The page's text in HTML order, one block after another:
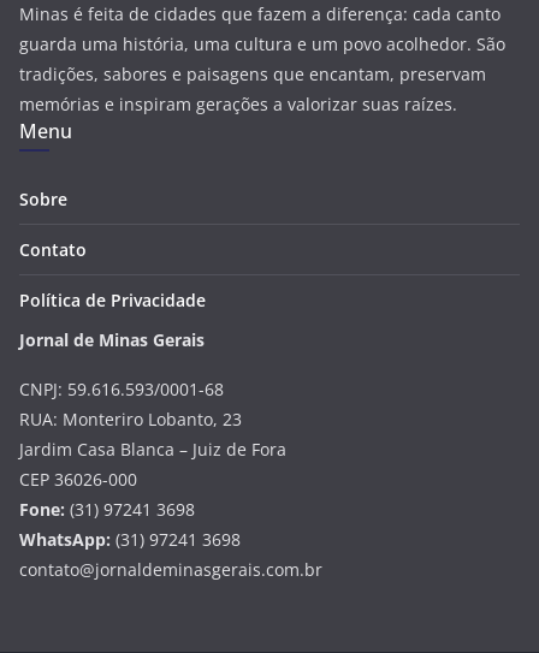
Minas é feita de cidades que fazem a diferença: cada canto
guarda uma história, uma cultura e um povo acolhedor. São
tradições, sabores e paisagens que encantam, preservam
memórias e inspiram gerações a valorizar suas raízes.
Menu
Sobre
Contato
Política de Privacidade
Jornal de Minas Gerais
CNPJ: 59.616.593/0001-68
RUA: Monteriro Lobanto, 23
Jardim Casa Blanca – Juiz de Fora
CEP 36026-000
Fone: (31) 97241 3698
WhatsApp: (31) 97241 3698
contato@jornaldeminasgerais.com.br